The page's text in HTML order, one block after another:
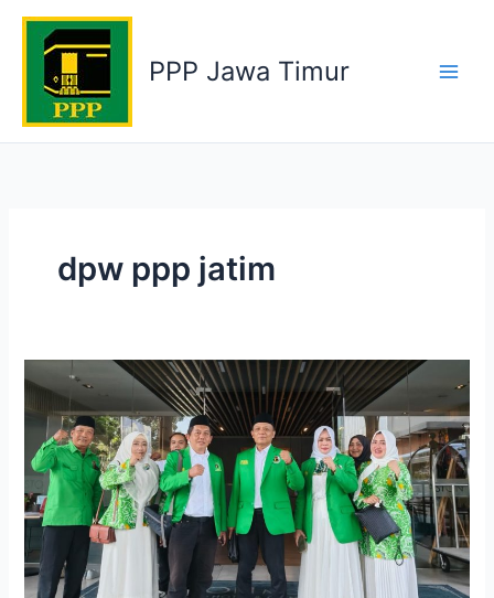
Skip
content
PPP Jawa Timur
dpw ppp jatim
MUSCAB
DPC
PPP
KAB
MOJOKERTO
FOKUS
PADA
PERJUANGAN